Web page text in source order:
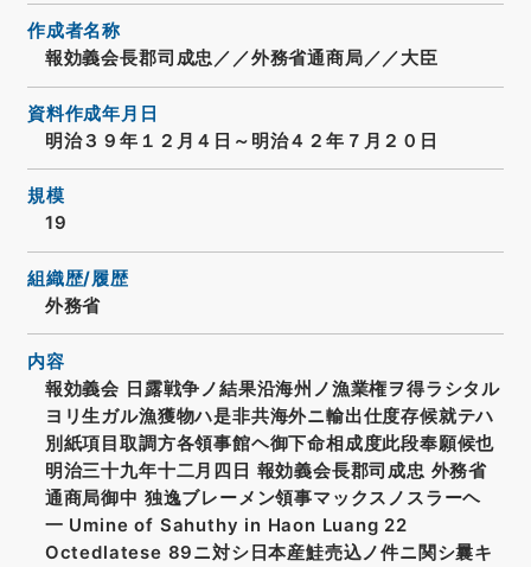
作成者名称
報効義会長郡司成忠／／外務省通商局／／大臣
資料作成年月日
明治３９年１２月４日～明治４２年７月２０日
規模
19
組織歴/履歴
外務省
内容
報効義会 日露戦争ノ結果沿海州ノ漁業権ヲ得ラシタル
ヨリ生ガル漁獲物ハ是非共海外ニ輸出仕度存候就テハ
別紙項目取調方各領事館ヘ御下命相成度此段奉願候也
明治三十九年十二月四日 報効義会長郡司成忠 外務省
通商局御中 独逸ブレーメン領事マックスノスラーヘ
一 Umine of Sahuthy in Haon Luang 22
Octedlatese 89ニ対シ日本産鮭売込ノ件ニ関シ曩キ